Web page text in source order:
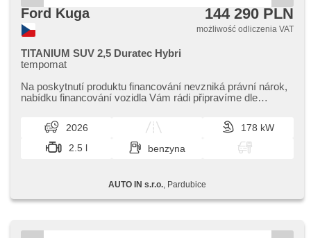
Ford Kuga 144 290 PLN
możliwość odliczenia VAT
TITANIUM SUV 2,5 Duratec Hybri
tempomat
Na poskytnutí produktu financování nevzniká právní nárok,​
nabídku financování vozidla Vám rádi připravíme dle
2026
178 kW
2.5 l
benzyna
AUTO IN s.r.o. , Pardubice